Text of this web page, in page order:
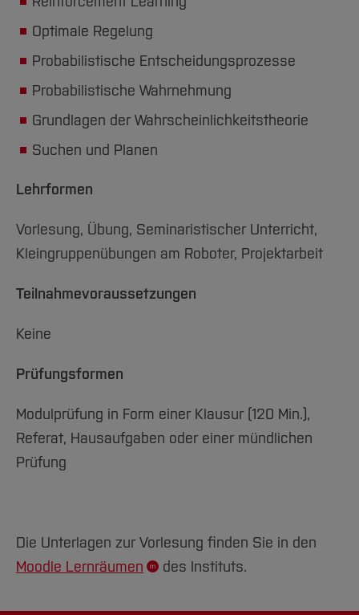
Arbeiten im FB G
Forschung und Projekte
International
Team
Service
Studiengänge
Studieninteressierte
Aktuelles
Studium
Fachgruppen
Forschung und Entwicklung
International
Team
Amtliche Bekanntmachungen
Notfall-Infos
BO Shop
Familiengerechte Hochschule
Gleichstellung
Diskriminierungsfreie Hochschule
Vertretungen
Wahlen
Hochschulkommunikation
International Office
Medienzentrum
qed-Stiftung
Zentrale Studienberatung
Optimale Regelung
Probabilistische Entscheidungsprozesse
Probabilistische Wahrnehmung
Grundlagen der Wahrscheinlichkeitstheorie
Suchen und Planen
Lehrformen
Vorlesung, Übung, Seminaristischer Unterricht,
Kleingruppenübungen am Roboter, Projektarbeit
Teilnahmevoraussetzungen
Keine
Prüfungsformen
Modulprüfung in Form einer Klausur (120 Min.),
Referat, Hausaufgaben oder einer mündlichen
Prüfung
Die Unterlagen zur Vorlesung finden Sie in den
Moodle Lernräumen
des Instituts.